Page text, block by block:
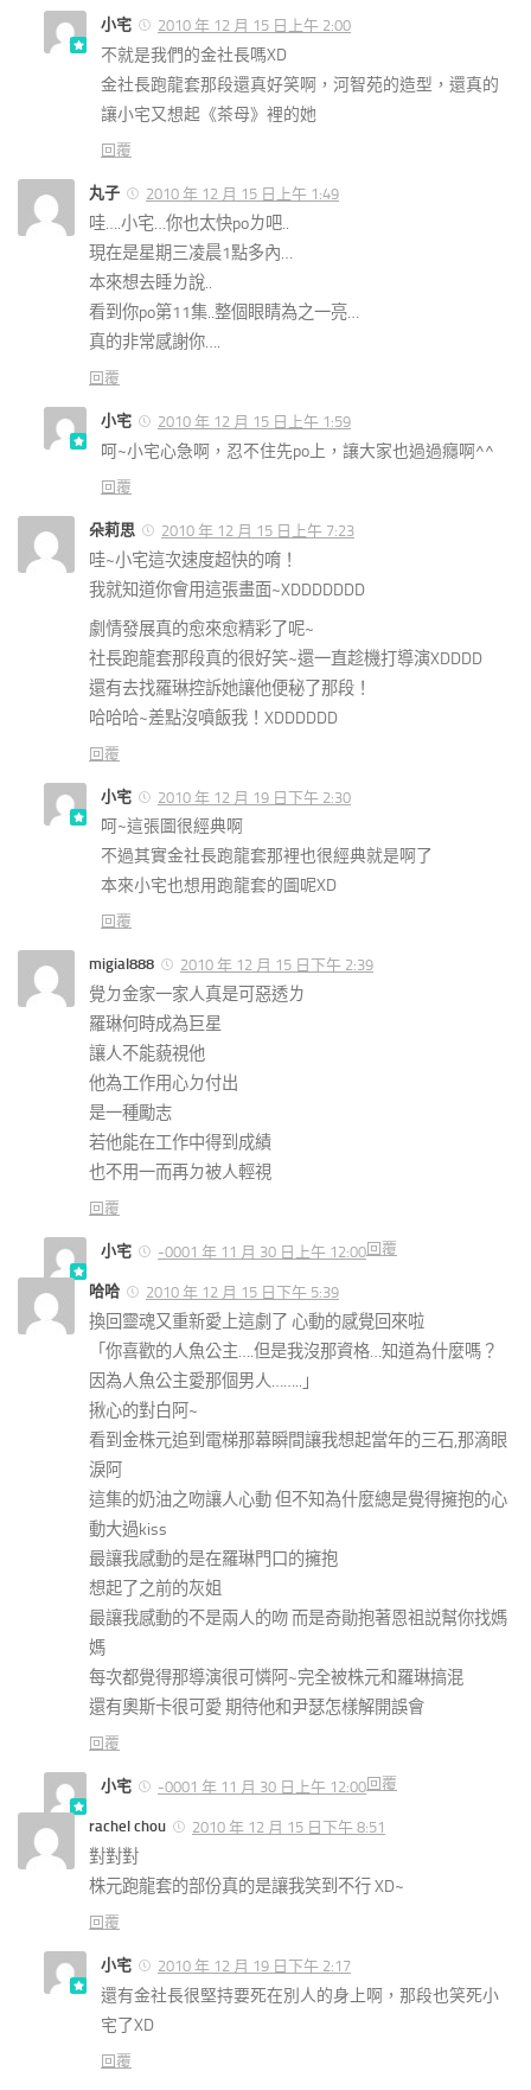
小宅 2010 年 12 月 15 日上午 2:00
不就是我們的金社長嗎XD
金社長跑龍套那段還真好笑啊，河智苑的造型，還真的
讓小宅又想起《茶母》裡的她
回覆
丸子 2010 年 12 月 15 日上午 1:49
哇….小宅…你也太快poㄌ吧..
現在是星期三凌晨1點多內…
本來想去睡ㄌ說..
看到你po第11集..整個眼睛為之一亮…
真的非常感謝你….
回覆
小宅 2010 年 12 月 15 日上午 1:59
呵~小宅心急啊，忍不住先po上，讓大家也過過癮啊^^
回覆
朵莉思 2010 年 12 月 15 日上午 7:23
哇~小宅這次速度超快的唷！
我就知道你會用這張畫面~XDDDDDDD
劇情發展真的愈來愈精彩了呢~
社長跑龍套那段真的很好笑~還一直趁機打導演XDDDD
還有去找羅琳控訴她讓他便秘了那段！
哈哈哈~差點沒噴飯我！XDDDDDD
回覆
小宅 2010 年 12 月 19 日下午 2:30
呵~這張圖很經典啊
不過其實金社長跑龍套那裡也很經典就是啊了
本來小宅也想用跑龍套的圖呢XD
回覆
migial888 2010 年 12 月 15 日下午 2:39
覺ㄉ金家一家人真是可惡透ㄌ
羅琳何時成為巨星
讓人不能藐視他
他為工作用心ㄉ付出
是一種勵志
若他能在工作中得到成績
也不用一而再ㄉ被人輕視
回覆
小宅 -0001 年 11 月 30 日上午 12:00回覆
哈哈 2010 年 12 月 15 日下午 5:39
換回靈魂又重新愛上這劇了 心動的感覺回來啦
「你喜歡的人魚公主….但是我沒那資格…知道為什麼嗎？
因為人魚公主愛那個男人……..」
揪心的對白阿~
看到金株元追到電梯那幕瞬間讓我想起當年的三石,那滴眼
淚阿
這集的奶油之吻讓人心動 但不知為什麼總是覺得擁抱的心
動大過kiss
最讓我感動的是在羅琳門口的擁抱
想起了之前的灰姐
最讓我感動的不是兩人的吻 而是奇勛抱著恩祖説幫你找媽
媽
每次都覺得那導演很可憐阿~完全被株元和羅琳搞混
還有奧斯卡很可愛 期待他和尹瑟怎樣解開誤會
回覆
小宅 -0001 年 11 月 30 日上午 12:00回覆
rachel chou 2010 年 12 月 15 日下午 8:51
對對對
株元跑龍套的部份真的是讓我笑到不行 XD~
回覆
小宅 2010 年 12 月 19 日下午 2:17
還有金社長很堅持要死在別人的身上啊，那段也笑死小
宅了XD
回覆